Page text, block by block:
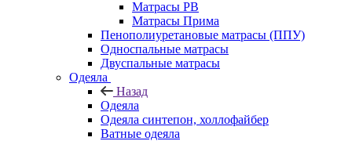
Матрасы РВ
Матрасы Прима
Пенополиуретановые матрасы (ППУ)
Односпальные матрасы
Двуспальные матрасы
Одеяла
Назад
Одеяла
Одеяла синтепон, холлофайбер
Ватные одеяла